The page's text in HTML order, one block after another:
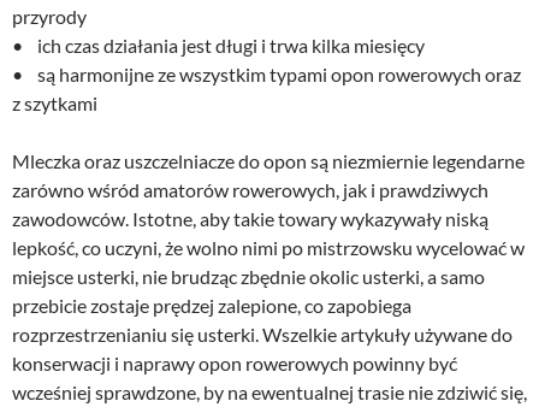
przyrody
• ich czas działania jest długi i trwa kilka miesięcy
• są harmonijne ze wszystkim typami opon rowerowych oraz
z szytkami
Mleczka oraz uszczelniacze do opon są niezmiernie legendarne
zarówno wśród amatorów rowerowych, jak i prawdziwych
zawodowców. Istotne, aby takie towary wykazywały niską
lepkość, co uczyni, że wolno nimi po mistrzowsku wycelować w
miejsce usterki, nie brudząc zbędnie okolic usterki, a samo
przebicie zostaje prędzej zalepione, co zapobiega
rozprzestrzenianiu się usterki. Wszelkie artykuły używane do
konserwacji i naprawy opon rowerowych powinny być
wcześniej sprawdzone, by na ewentualnej trasie nie zdziwić się,